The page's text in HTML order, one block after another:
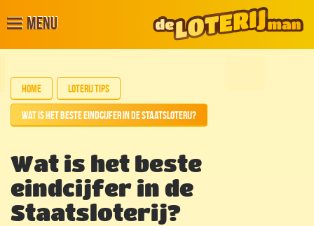
Menu
Home Loterij tips
Wat is het beste eindcijfer in de Staatsloterij?
Wat is het beste
eindcijfer in de
Staatsloterij?